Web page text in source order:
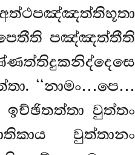
පඤ්ඤත්තීති
‘‘නාමං…පෙ…
ඉච්ඡිතත්තා වුත්තං
වුත්තානං